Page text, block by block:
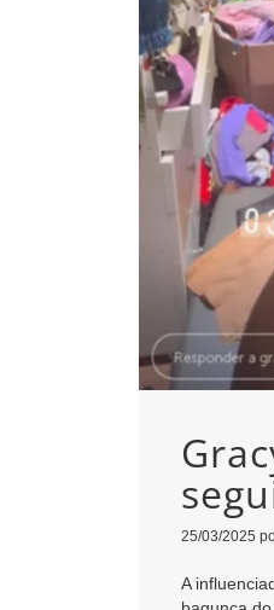
25/03/2025
A